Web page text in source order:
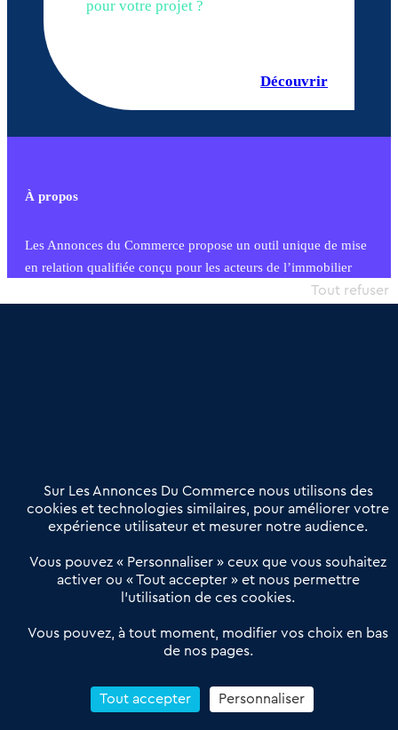
pour votre projet ?
Découvrir
À propos
Les Annonces du Commerce propose un outil unique de mise
en relation qualifiée conçu pour les acteurs de l’immobilier
commercial et les collectivités territoriales, simple et intégrant
Offres Pro
Actualités
Qui sommes nous ?
Derniers articles
Réseau 3C : un partenaire national dédié aux transactions
Petitscommerces : Un partenariat au service du commerce de
proximité et des territoires
Reprendre un Restaurant Rapide
Sur Les Annonces Du Commerce nous utilisons des
cookies et technologies similaires, pour améliorer votre
expérience utilisateur et mesurer notre audience.
Vous pouvez « Personnaliser » ceux que vous souhaitez
activer ou « Tout accepter » et nous permettre
l’utilisation de ces cookies.
Vous pouvez, à tout moment, modifier vos choix en bas
de nos pages.
Tout accepter
Tout refuser
Personnaliser